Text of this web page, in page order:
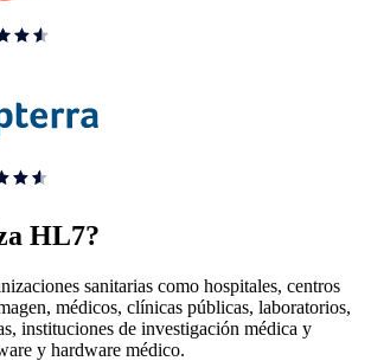
HL7?
sanitarias como hospitales, centros
médicos, clínicas públicas, laboratorios,
instituciones de investigación médica y
y hardware médico.